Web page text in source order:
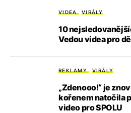
VIDEA VIRÁLY
10
Vedou videa pro
REKLAMY VIRÁLY
„Zdenooo!“ je
kořenem natočila
video pro SPOLU